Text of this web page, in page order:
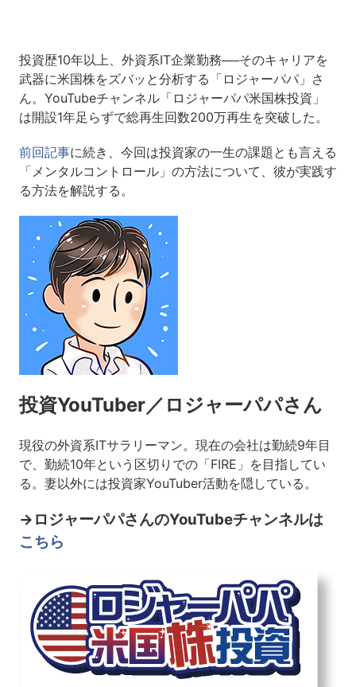
投資歴10年以上、外資系IT企業勤務──そのキャリアを
武器に米国株をズバッと分析する「ロジャーパパ」さ
ん。YouTubeチャンネル「ロジャーパパ米国株投資」
は開設1年足らずで総再生回数200万再生を突破した。
前回記事に続き、今回は投資家の一生の課題とも言える
「メンタルコントロール」の方法について、彼が実践す
る方法を解説する。
投資YouTuber／ロジャーパパさん
現役の外資系ITサラリーマン。現在の会社は勤続9年目
で、勤続10年という区切りでの「FIRE」を目指してい
る。妻以外には投資家YouTuber活動を隠している。
→ロジャーパパさんのYouTubeチャンネルは
こちら